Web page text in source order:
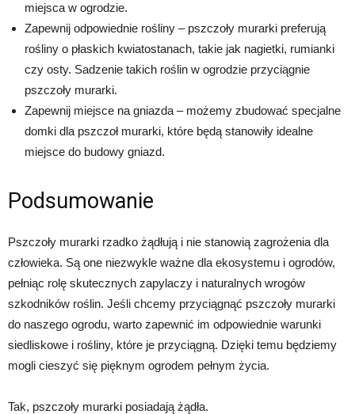
miejsca w ogrodzie.
Zapewnij odpowiednie rośliny – pszczoły murarki preferują
rośliny o płaskich kwiatostanach, takie jak nagietki, rumianki
czy osty. Sadzenie takich roślin w ogrodzie przyciągnie
pszczoły murarki.
Zapewnij miejsce na gniazda – możemy zbudować specjalne
domki dla pszczoł murarki, które będą stanowiły idealne
miejsce do budowy gniazd.
Podsumowanie
Pszczoły murarki rzadko żądłują i nie stanowią zagrożenia dla
człowieka. Są one niezwykle ważne dla ekosystemu i ogrodów,
pełniąc rolę skutecznych zapylaczy i naturalnych wrogów
szkodników roślin. Jeśli chcemy przyciągnąć pszczoły murarki
do naszego ogrodu, warto zapewnić im odpowiednie warunki
siedliskowe i rośliny, które je przyciągną. Dzięki temu będziemy
mogli cieszyć się pięknym ogrodem pełnym życia.
Tak, pszczoły murarki posiadają żądła.